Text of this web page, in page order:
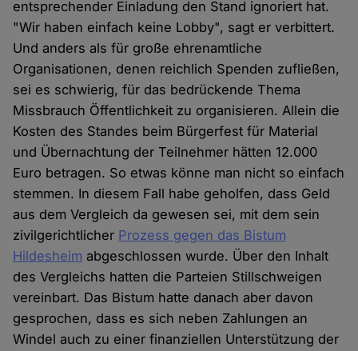
entsprechender Einladung den Stand ignoriert hat.
"Wir haben einfach keine Lobby", sagt er verbittert.
Und anders als für große ehrenamtliche
Organisationen, denen reichlich Spenden zufließen,
sei es schwierig, für das bedrückende Thema
Missbrauch Öffentlichkeit zu organisieren. Allein die
Kosten des Standes beim Bürgerfest für Material
und Übernachtung der Teilnehmer hätten 12.000
Euro betragen. So etwas könne man nicht so einfach
stemmen. In diesem Fall habe geholfen, dass Geld
aus dem Vergleich da gewesen sei, mit dem sein
zivilgerichtlicher Prozess gegen das Bistum
Hildesheim abgeschlossen wurde. Über den Inhalt
des Vergleichs hatten die Parteien Stillschweigen
vereinbart. Das Bistum hatte danach aber davon
gesprochen, dass es sich neben Zahlungen an
Windel auch zu einer finanziellen Unterstützung der